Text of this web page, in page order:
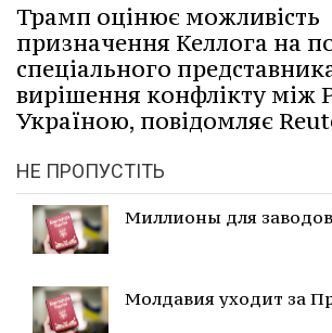
Трамп оцінює можливість
призначення Келлога на
спеціального
вирішення конфлікту між
Україною, повідомляє
НЕ ПРОПУСТІТЬ
Миллионы для заводов
Молдавия уходит за